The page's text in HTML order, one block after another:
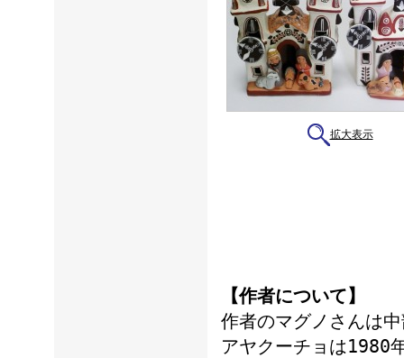
拡大表示
【作者について】
作者のマグノさんは
アヤクーチョは1980